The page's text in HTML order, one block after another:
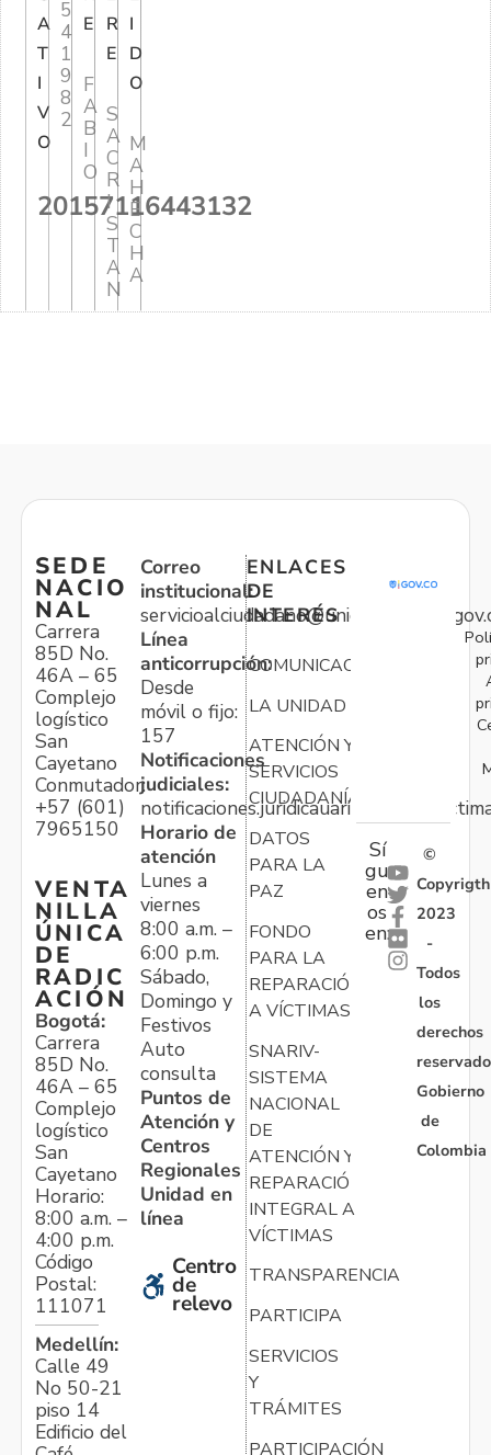
A
T
I
V
O
20157116443132
5
4
1
9
8
2
E
F
A
B
I
O
R
E
S
A
C
R
I
S
T
A
N
I
D
O
M
A
H
E
C
H
A
SEDE
NACIO
NAL
Carrera
85D No.
46A – 65
Complejo
logístico
San
Cayetano
Conmutador:
+57 (601)
7965150
VENTA
NILLA
ÚNICA
DE
RADIC
ACIÓN
Bogotá:
Carrera
85D No.
46A – 65
Complejo
logístico
San
Cayetano
Horario:
8:00 a.m. –
4:00 p.m.
Código
Postal:
111071
Medellín:
Calle 49
No 50-21
piso 14
Edificio del
Correo
institucional:
Línea
anticorrupción:
Desde
móvil o fijo:
157
Notificaciones
judiciales:
Horario de
atención
Lunes a
viernes
8:00 a.m. –
6:00 p.m.
Sábado,
Domingo y
Festivos
Auto
consulta
Puntos de
Atención y
Centros
Regionales
Unidad en
línea
Centro
de
relevo
ENLACES
DE
INTERÉS
COMUNICACIONES
LA UNIDAD
ATENCIÓN Y
SERVICIOS
CIUDADANÍA
DATOS
PARA LA
PAZ
FONDO
PARA LA
REPARACIÓN
A VÍCTIMAS
SNARIV-
SISTEMA
NACIONAL
DE
ATENCIÓN Y
REPARACIÓN
INTEGRAL A
VÍCTIMAS
TRANSPARENCIA
PARTICIPA
SERVICIOS
Y
TRÁMITES
PARTICIPACIÓN
Sí
gu
en
os
en:
©
Copyrigth
2023
-
Todos
los
derechos
Gobierno
de
Colombia